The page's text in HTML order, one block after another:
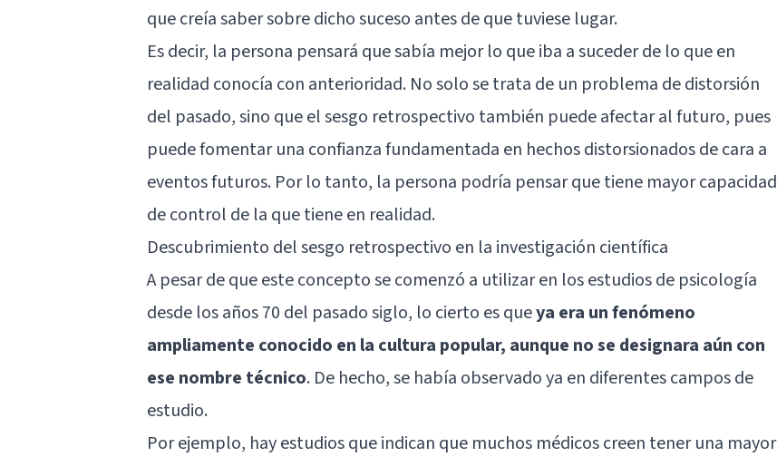
que creía saber sobre dicho suceso antes de que tuviese lugar.
Es decir, la persona pensará que sabía mejor lo que iba a suceder de lo que en
realidad conocía con anterioridad. No solo se trata de un problema de distorsión
del pasado, sino que el sesgo retrospectivo también puede afectar al futuro, pues
puede fomentar una confianza fundamentada en hechos distorsionados de cara a
eventos futuros. Por lo tanto, la persona podría pensar que tiene mayor capacidad
de control de la que tiene en realidad.
Descubrimiento del sesgo retrospectivo en la investigación científica
A pesar de que este concepto se comenzó a utilizar en los estudios de psicología
desde los años 70 del pasado siglo, lo cierto es queya era un fenómeno
ampliamente conocido en la cultura popular, aunque no se designara aún con
ese nombre técnico. De hecho, se había observado ya en diferentes campos de
estudio.
Por ejemplo, hay estudios que indican que muchos médicos creen tener una mayor